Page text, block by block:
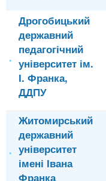
Дрогобицький
державний
педагогічний
університет ім.
І. Франка,
ДДПУ
Житомирський
державний
університет
імені Івана
Франка